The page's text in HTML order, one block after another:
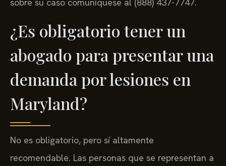
¿Es obligatorio tener un
abogado para presentar una
demanda por lesiones en
Maryland?
No es obligatorio, pero sí altamente
recomendable. Las personas que se representan a